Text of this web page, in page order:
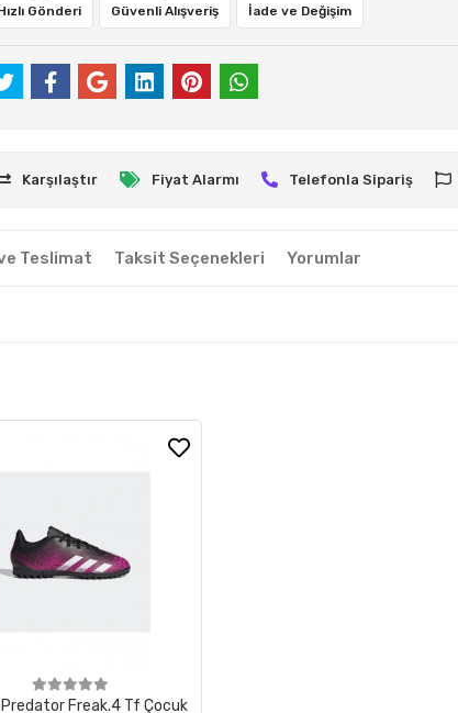
Gönderi Güvenli Alışveriş İade ve Değişim
Karşılaştır Fiyat Alarmı Telefonla Sipariş
Teslimat Taksit Seçenekleri Yorumlar
Freak.4 Tf Çocuk